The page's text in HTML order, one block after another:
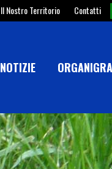
Il Nostro Territorio Contatti
NOTIZIE